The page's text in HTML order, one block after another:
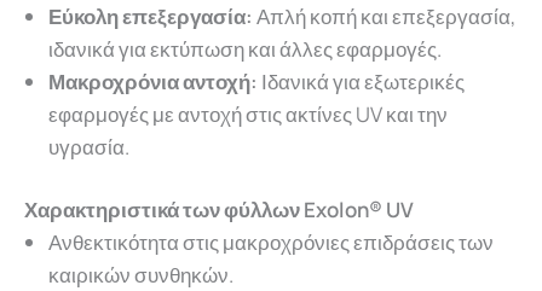
Εύκολη επεξεργασία: Απλή κοπή και επεξεργασία,
ιδανικά για εκτύπωση και άλλες εφαρμογές.
Μακροχρόνια αντοχή: Ιδανικά για εξωτερικές
εφαρμογές με αντοχή στις ακτίνες UV και την
υγρασία.
Χαρακτηριστικά των φύλλων Exolon® UV
Ανθεκτικότητα στις μακροχρόνιες επιδράσεις των
καιρικών συνθηκών.